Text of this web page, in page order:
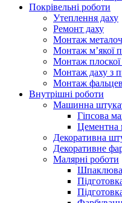
Покрівельні роботи
Утеплення даху
Ремонт даху
Монтаж
Монтаж м’якої
Монтаж плоскої
Монтаж даху з
Монтаж
Внутрішні роботи
Машинна
Гіпсова
Цементна
Декоративна
Декоративне
Малярні роботи